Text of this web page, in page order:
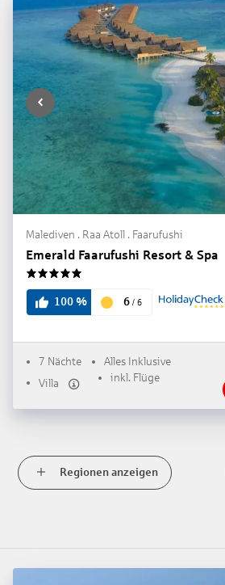
Malediven . Raa Atoll . Faarufushi
Emerald Faarufushi Resort & Spa
100% 6 / 6
7 Nächte
Alles Inklusive
Villa
inkl. Flüge
Regionen anzeigen